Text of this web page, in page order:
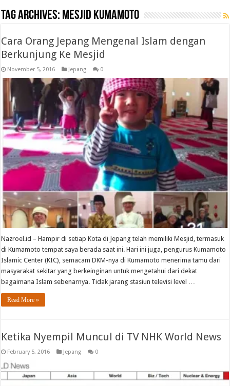
Tag Archives: mesjid kumamoto
Cara Orang Jepang Mengenal Islam dengan
Berkunjung Ke Mesjid
November 5, 2016 Jepang 0
Nazroel.id – Hampir di setiap Kota di Jepang telah memiliki Mesjid, termasuk
di Kumamoto tempat saya berada saat ini. Hari ini juga, pengurus Kumamoto
Islamic Center (KIC), semacam DKM-nya di Kumamoto menerima tamu dari
masyarakat sekitar yang berkeinginan untuk mengetahui dari dekat
bagaimana Islam sebenarnya. Tidak jarang stasiun televisi level …
Read More »
Ketika Nyempil Muncul di TV NHK World News
February 5, 2016 Jepang 0